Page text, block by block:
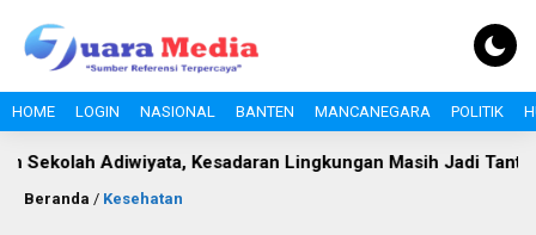
HOME LOGIN NASIONAL BANTEN MANCANEGARA POLITIK
Kesadaran Lingkungan Masih Jadi Tantangan
Beranda / Kesehatan